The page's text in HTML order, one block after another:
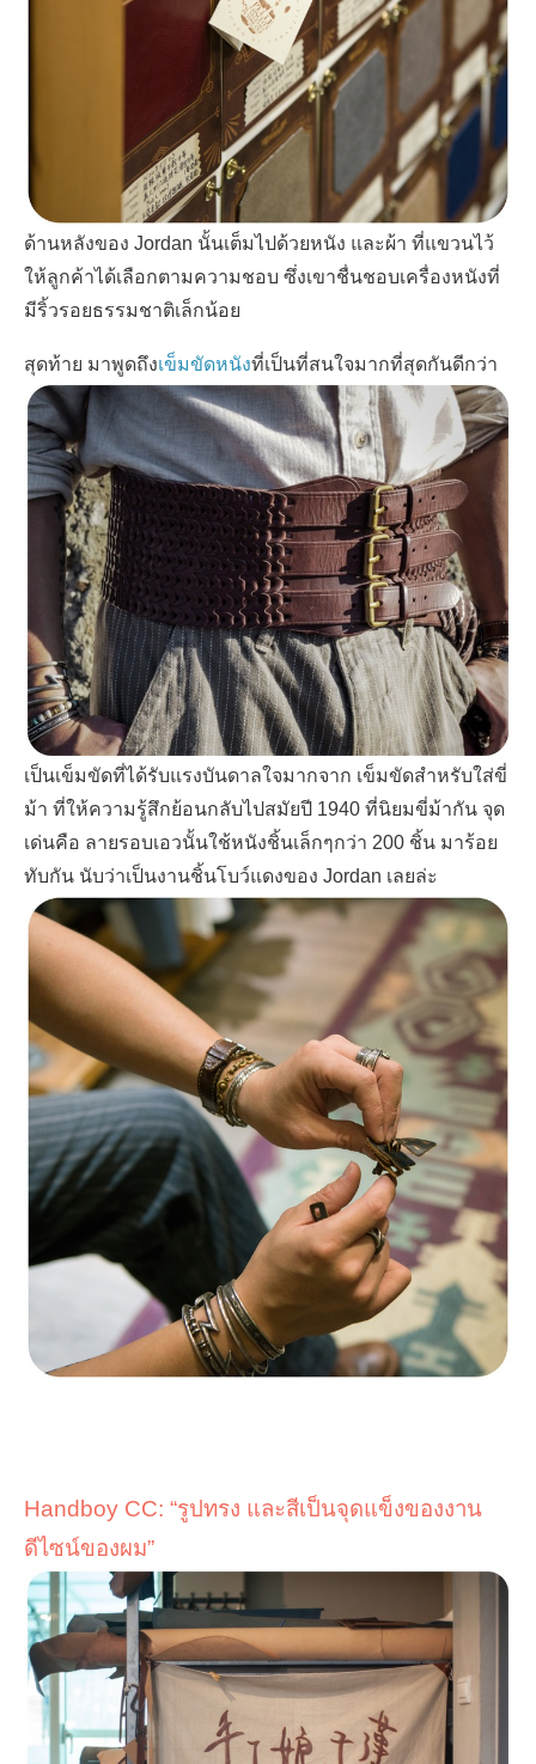
ด้านหลังของ Jordan นั้นเต็มไปด้วยหนัง และผ้า ที่แขวนไว้
ให้ลูกค้าได้เลือกตามความชอบ ซึ่งเขาชื่นชอบเครื่องหนังที่
มีริ้วรอยธรรมชาติเล็กน้อย
สุดท้าย มาพูดถึงเข็มขัดหนังที่เป็นที่สนใจมากที่สุดกันดีกว่า
เป็นเข็มขัดที่ได้รับแรงบันดาลใจมากจาก เข็มขัดสำหรับใส่ขี่
ม้า ที่ให้ความรู้สึกย้อนกลับไปสมัยปี 1940 ที่นิยมขี่ม้ากัน จุด
เด่นคือ ลายรอบเอวนั้นใช้หนังชิ้นเล็กๆกว่า 200 ชิ้น มาร้อย
ทับกัน นับว่าเป็นงานชิ้นโบว์แดงของ Jordan เลยล่ะ
Handboy CC: “รูปทรง และสีเป็นจุดแข็งของงาน
ดีไซน์ของผม”